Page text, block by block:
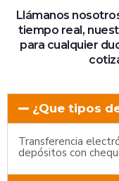
Llámanos
tiempo real,
para cualquier
¿Que tipos
Transferencia
depósitos con